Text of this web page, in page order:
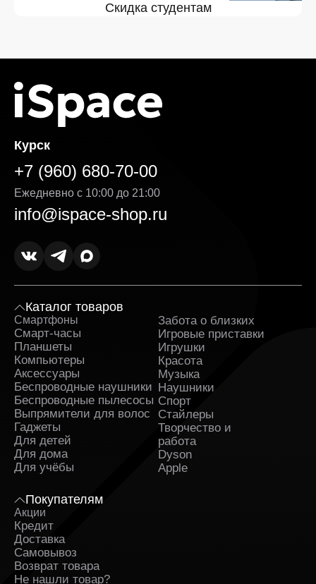
Скидка студентам
Курск
+7 (960) 680-70-00
Ежедневно с 10:00 до 21:00
info@ispace-shop.ru
Каталог товаров
Смартфоны
Смарт-часы
Планшеты
Компьютеры
Аксессуары
Беспроводные наушники
Беспроводные пылесосы
Выпрямители для волос
Гаджеты
Для детей
Для дома
Для учёбы
Забота о близких
Игровые приставки
Игрушки
Красота
Музыка
Наушники
Спорт
Стайлеры
Творчество и
работа
Dyson
Apple
Покупателям
Акции
Кредит
Доставка
Самовывоз
Возврат товара
Не нашли товар?